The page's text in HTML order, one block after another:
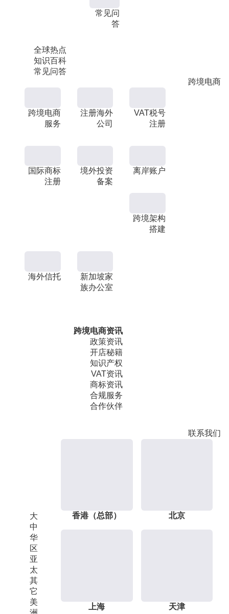
全球热点
知识百科
常见问答
常见问
答
跨境电商
跨境电商
服务
注册海外
公司
VAT税号
注册
国际商标
注册
境外投资
备案
离岸账户
跨境架构
搭建
海外信托
新加坡家
族办公室
跨境电商资讯
政策资讯
开店秘籍
知识产权
VAT资讯
商标资讯
合规服务
合作伙伴
联系我们
大
中
华
区
亚
太
其
它
美
香港（总部） 北京
上海 天津